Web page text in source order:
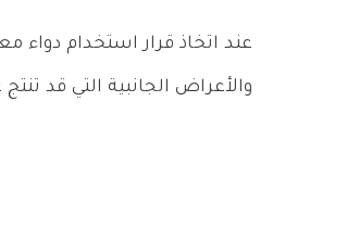
عند اتخاذ قرار استخدام دواء
والأعراض الجانبية التي قد